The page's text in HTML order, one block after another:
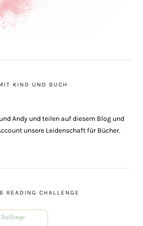
KIND UND BUCH
Andy und teilen auf diesem Blog und
unsere Leidenschaft für Bücher.
READING CHALLENGE